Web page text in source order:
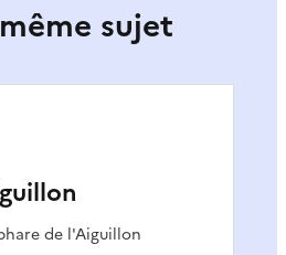
sujet
de l'Aiguillon